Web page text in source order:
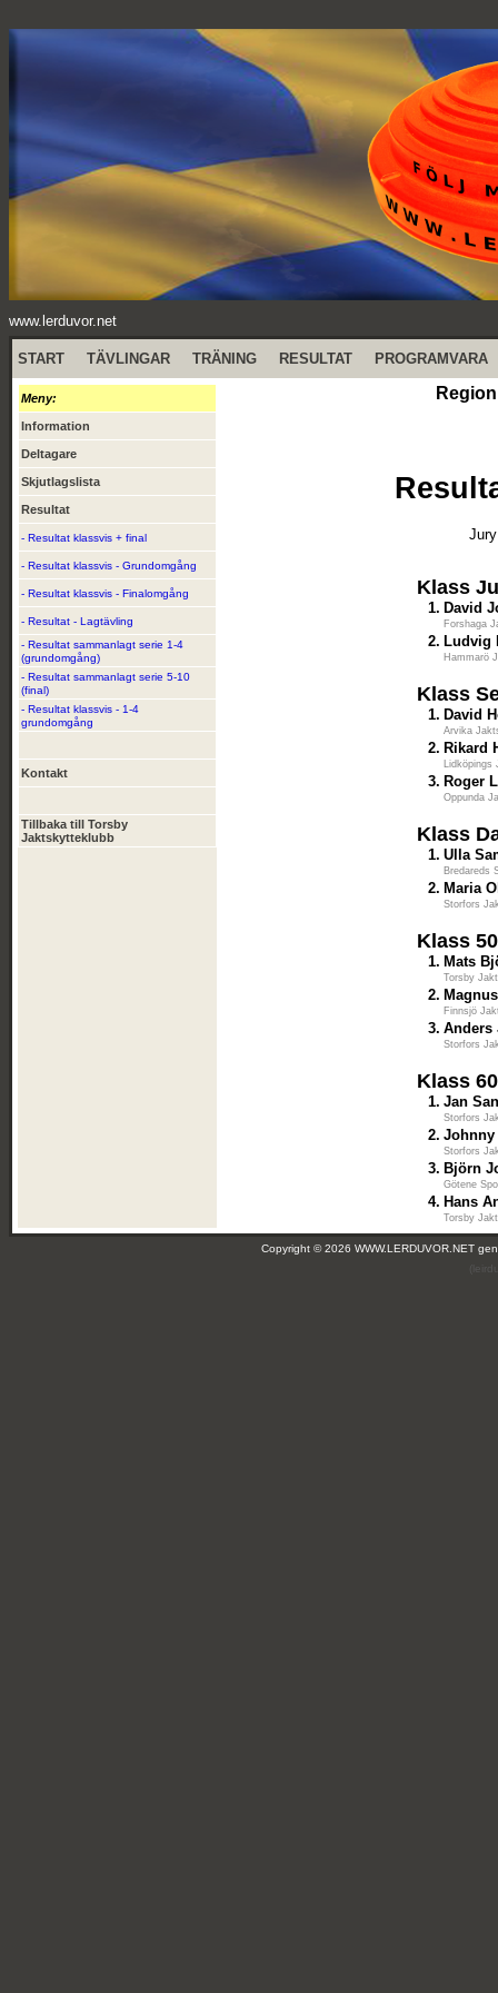
www.lerduvor.net
START TÄVLINGAR TRÄNING RESULTAT PROGRAMVARA
Meny:
Information
Deltagare
Skjutlagslista
Resultat
- Resultat klassvis + final
- Resultat klassvis - Grundomgång
- Resultat klassvis - Finalomgång
- Resultat - Lagtävling
- Resultat sammanlagt serie 1-4
(grundomgång)
- Resultat sammanlagt serie 5-10
(final)
- Resultat klassvis - 1-4
grundomgång
Kontakt
Tillbaka till Torsby
Jaktskytteklubb
Klass
1. David
Forshaga
2. Ludvig
Hammarö
Klass
1. David
Arvika
2. Rikard
Lidköpings
3. Roger
Oppunda
Klass
1. Ulla
Bredareds
2. Maria
Storfors
Klass
1. Mats
Torsby
2.
Finnsjö
3. Anders
Storfors
Klass
1. Jan
Storfors
2.
Storfors
3. Björn
Götene
4. Hans
Torsby
Copyright © 2026 WWW.LERDUVOR.NET